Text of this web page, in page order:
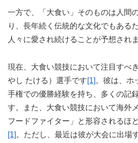
一方で、「大食い」そのものは人間
り、長年続く伝統的な文化でもある
人々に愛され続けることが予想され
現在、大食い競技において注目すべ
やし たける）選手です[1] 。彼は、ホ
手権での優勝経験を持ち、多くの記
す。また、大食い競技において海外
フードファイター」と形容されるほ
[1] 。ただし、最近は彼が大会に出場